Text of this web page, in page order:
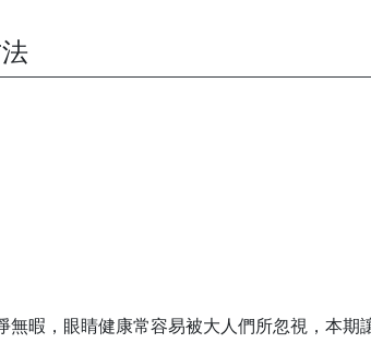
暇，眼睛健康常容易被大人們所忽視，本